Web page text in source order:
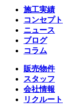
施工実績
コンセプト
ニュース
ブログ
コラム
販売物件
スタッフ
会社情報
リクルート